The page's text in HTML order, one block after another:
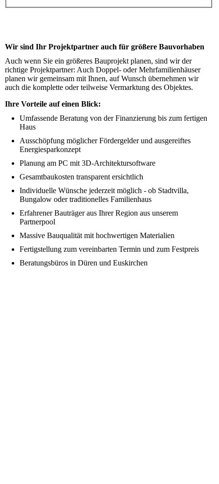
Wir sind Ihr Projektpartner auch für größere Bauvorhaben
Auch wenn Sie ein größeres Bauprojekt planen, sind wir der
richtige Projektpartner: Auch Doppel- oder Mehrfamilienhäuser
planen wir gemeinsam mit Ihnen, auf Wunsch übernehmen wir
auch die komplette oder teilweise Vermarktung des Objektes.
Ihre Vorteile auf einen Blick:
Umfassende Beratung von der Finanzierung bis zum fertigen
Haus
Ausschöpfung möglicher Fördergelder und ausgereiftes
Energiesparkonzept
Planung am PC mit 3D-Architektursoftware
Gesamtbaukosten transparent ersichtlich
Individuelle Wünsche jederzeit möglich - ob Stadtvilla,
Bungalow oder traditionelles Familienhaus
Erfahrener Bauträger aus Ihrer Region aus unserem
Partnerpool
Massive Bauqualität mit hochwertigen Materialien
Fertigstellung zum vereinbarten Termin und zum Festpreis
Beratungsbüros in Düren und Euskirchen